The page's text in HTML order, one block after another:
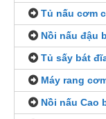
Tủ nấu cơm
Nồi nấu đậu
Tủ sấy bát
Máy rang
Nồi nấu Cao